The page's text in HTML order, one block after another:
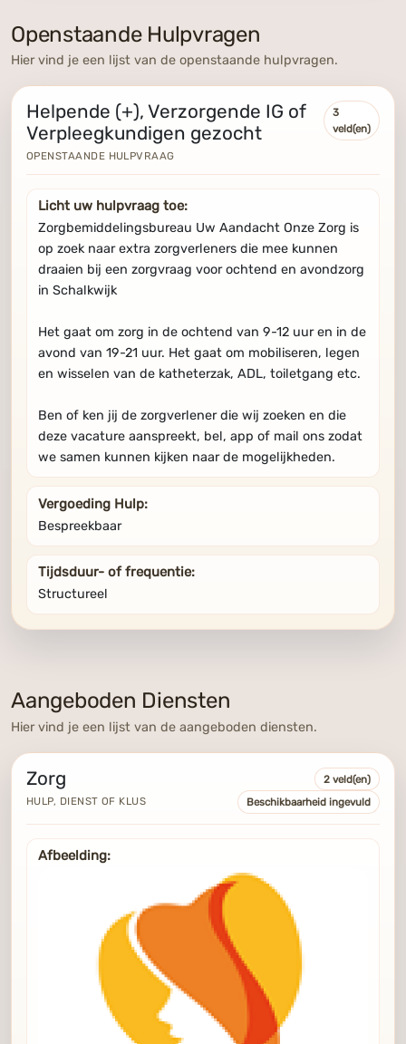
Openstaande Hulpvragen
Hier vind je een lijst van de openstaande hulpvragen.
Helpende (+), Verzorgende IG of
Verpleegkundigen gezocht
OPENSTAANDE HULPVRAAG
3
veld(en)
Licht uw hulpvraag toe:
Zorgbemiddelingsbureau Uw Aandacht Onze Zorg is
op zoek naar extra zorgverleners die mee kunnen
draaien bij een zorgvraag voor ochtend en avondzorg
in Schalkwijk
Het gaat om zorg in de ochtend van 9-12 uur en in de
avond van 19-21 uur. Het gaat om mobiliseren, legen
en wisselen van de katheterzak, ADL, toiletgang etc.
Ben of ken jij de zorgverlener die wij zoeken en die
deze vacature aanspreekt, bel, app of mail ons zodat
we samen kunnen kijken naar de mogelijkheden.
Vergoeding Hulp:
Bespreekbaar
Tijdsduur- of frequentie:
Structureel
Aangeboden Diensten
Hier vind je een lijst van de aangeboden diensten.
Zorg
HULP, DIENST OF KLUS
2 veld(en)
Beschikbaarheid ingevuld
Afbeelding: